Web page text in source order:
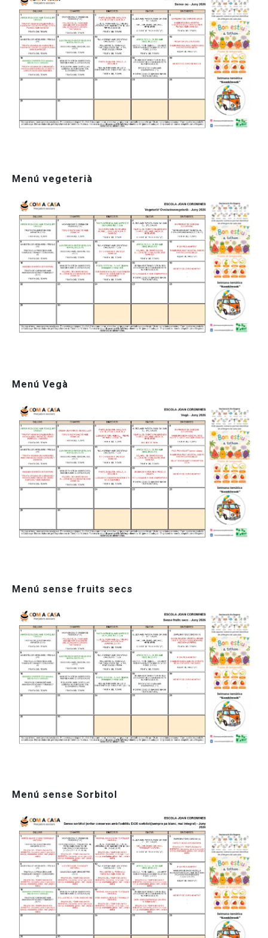
Menú vegeterià
Menú Vegà
Menú sense fruits secs
Menú sense Sorbitol